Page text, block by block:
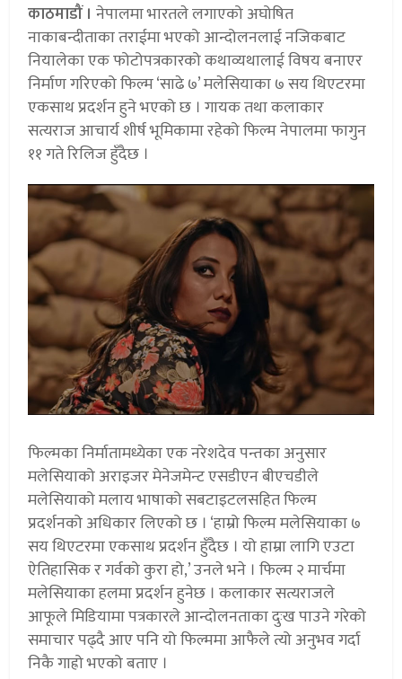
काठमाडौं । नेपालमा भारतले लगाएको अघोषित
नाकाबन्दीताका तराईमा भएको आन्दोलनलाई नजिकबाट
नियालेका एक फोटोपत्रकारको कथाव्यथालाई विषय बनाएर
निर्माण गरिएको फिल्म ‘साढे ७’ मलेसियाका ७ सय थिएटरमा
एकसाथ प्रदर्शन हुने भएको छ । गायक तथा कलाकार
सत्यराज आचार्य शीर्ष भूमिकामा रहेको फिल्म नेपालमा फागुन
११ गते रिलिज हुँदैछ ।
फिल्मका निर्मातामध्येका एक नरेशदेव पन्तका अनुसार
मलेसियाको अराइजर मेनेजमेन्ट एसडीएन बीएचडीले
मलेसियाको मलाय भाषाको सबटाइटलसहित फिल्म
प्रदर्शनको अधिकार लिएको छ । ‘हाम्रो फिल्म मलेसियाका ७
सय थिएटरमा एकसाथ प्रदर्शन हुँदैछ । यो हाम्रा लागि एउटा
ऐतिहासिक र गर्वको कुरा हो,’ उनले भने । फिल्म २ मार्चमा
मलेसियाका हलमा प्रदर्शन हुनेछ । कलाकार सत्यराजले
आफूले मिडियामा पत्रकारले आन्दोलनताका दुःख पाउने गरेको
समाचार पढ्दै आए पनि यो फिल्ममा आफैले त्यो अनुभव गर्दा
निकै गाह्रो भएको बताए ।